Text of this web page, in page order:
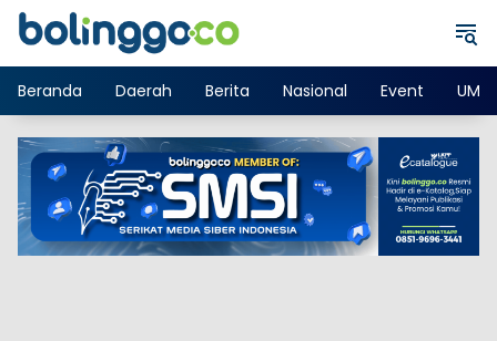
Langsung
Beranda
Daerah Berita Nasional Event